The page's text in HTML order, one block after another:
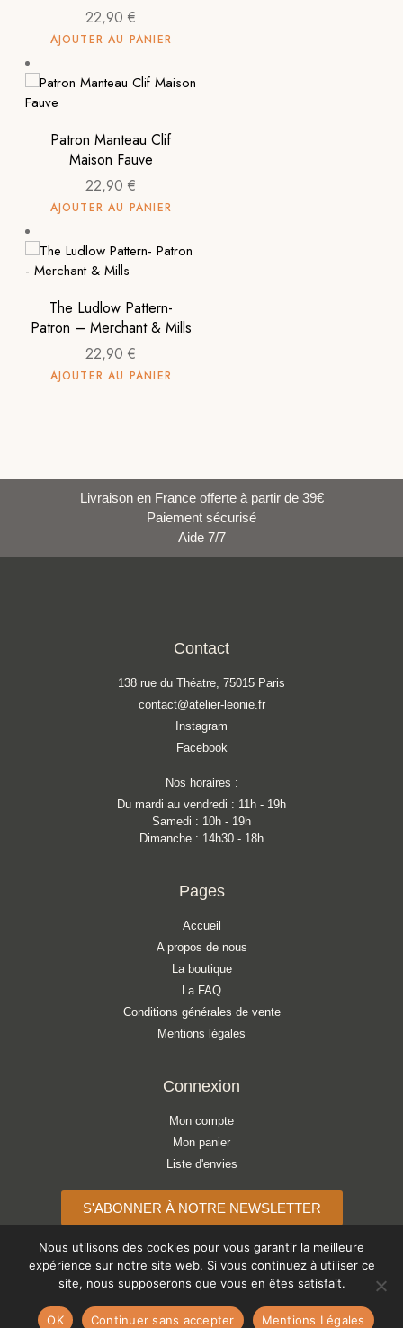
22,90€
AJOUTER AU PANIER
Patron Manteau Clif
Maison Fauve
22,90€
AJOUTER AU PANIER
The Ludlow Pattern-
Patron – Merchant & Mills
22,90€
AJOUTER AU PANIER
Livraison en France offerte à partir de 39€
Paiement sécurisé
Aide 7/7
Contact
138 rue du Théatre, 75015 Paris
contact@atelier-leonie.fr
Instagram
Facebook
Nos horaires :
Du mardi au vendredi : 11h - 19h
Samedi : 10h - 19h
Dimanche : 14h30 - 18h
Pages
Accueil
A propos de nous
La boutique
La FAQ
Conditions générales de vente
Mentions légales
Connexion
Mon compte
Mon panier
Liste d'envies
S'ABONNER À NOTRE NEWSLETTER
Copyright © 2026 ATELIER LÉONIE
Nous utilisons des cookies pour vous garantir la meilleure
expérience sur notre site web. Si vous continuez à utiliser ce
site, nous supposerons que vous en êtes satisfait.
OK Continuer sans accepter Mentions Légales